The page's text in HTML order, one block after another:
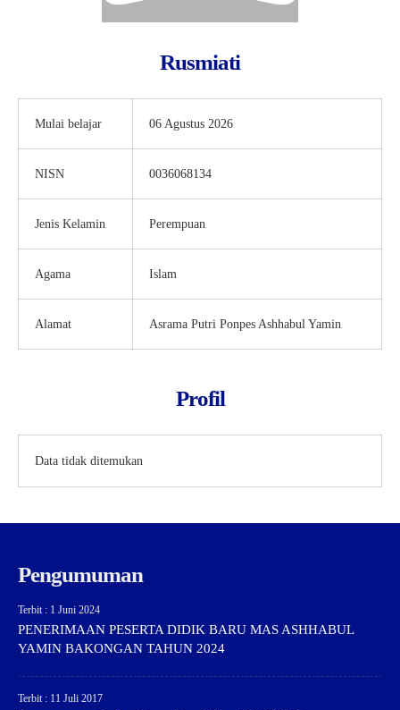
Rusmiati
Mulai belajar 06 Agustus 2026
NISN 0036068134
Jenis Kelamin Perempuan
Agama Islam
Alamat Asrama Putri Ponpes Ashhabul Yamin
Profil
Data tidak ditemukan
Pengumuman
Terbit : 1 Juni 2024
PENERIMAAN PESERTA DIDIK BARU MAS ASHHABUL
YAMIN BAKONGAN TAHUN 2024
Terbit : 11 Juli 2017